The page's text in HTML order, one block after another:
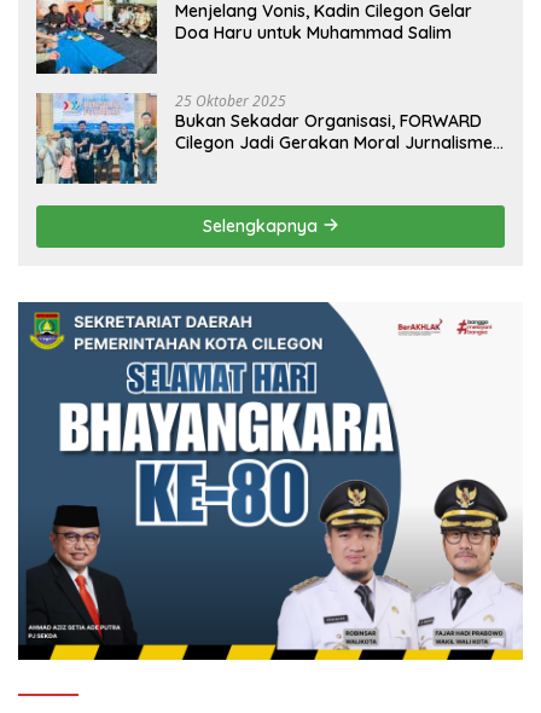
Menjelang Vonis, Kadin Cilegon Gelar
Doa Haru untuk Muhammad Salim
25 Oktober 2025
Bukan Sekadar Organisasi, FORWARD
Cilegon Jadi Gerakan Moral Jurnalisme
Selengkapnya